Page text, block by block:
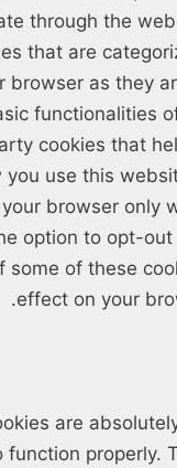
through the
that are
browser as they
functionalities
cookies that
use this
browser only
option to opt-
some of these
effect on your
are
function properly.